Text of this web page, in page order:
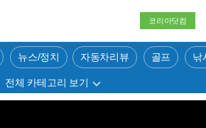
코리아닷컴
뉴스/정치 자동차리뷰 골프 낚
전체 카테고리 보기